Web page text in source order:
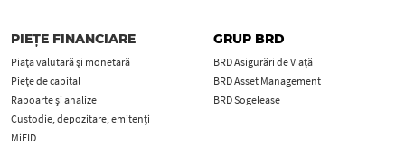
PIEȚE FINANCIARE
Piața valutară și monetară
Piețe de capital
Rapoarte și analize
Custodie, depozitare, emitenți
MiFID
GRUP BRD
BRD Asigurări de Viață
BRD Asset Management
BRD Sogelease